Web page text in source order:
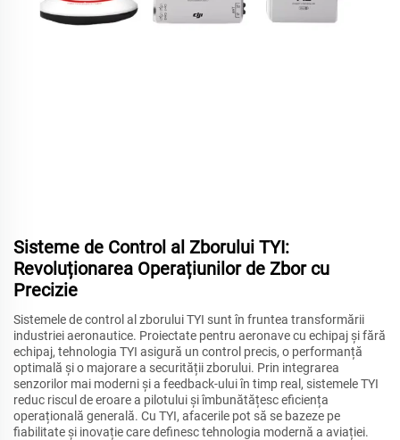
Sisteme de Control al Zborului TYI:
Revoluționarea Operațiunilor de Zbor cu
Precizie
Sistemele de control al zborului TYI sunt în fruntea transformării
industriei aeronautice. Proiectate pentru aeronave cu echipaj și fără
echipaj, tehnologia TYI asigură un control precis, o performanță
optimală și o majorare a securității zborului. Prin integrarea
senzorilor mai moderni și a feedback-ului în timp real, sistemele TYI
reduc riscul de eroare a pilotului și îmbunătățesc eficiența
operațională generală. Cu TYI, afacerile pot să se bazeze pe
fiabilitate și inovație care definesc tehnologia modernă a aviației.